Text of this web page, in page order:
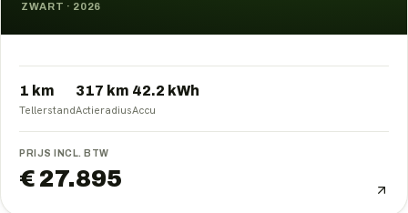
ZWART · 2026
1 km
Tellerstand
317 km
Actieradius
42.2 kWh
Accu
PRIJS INCL. BTW
€ 27.895